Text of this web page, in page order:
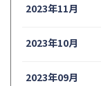
2023年11月
2023年10月
2023年09月